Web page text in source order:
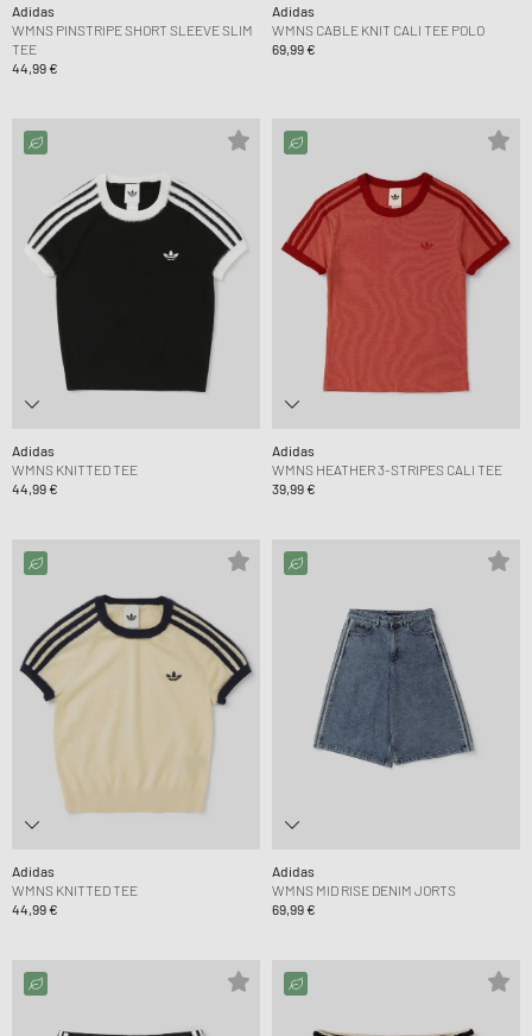
Adidas
WMNS PINSTRIPE SHORT SLEEVE SLIM
TEE
44,99 €
Adidas
WMNS CABLE KNIT CALI TEE POLO
69,99 €
Adidas
WMNS KNITTED TEE
44,99 €
Adidas
WMNS HEATHER 3-STRIPES CALI TEE
39,99 €
Adidas
WMNS KNITTED TEE
44,99 €
Adidas
WMNS MID RISE DENIM JORTS
69,99 €